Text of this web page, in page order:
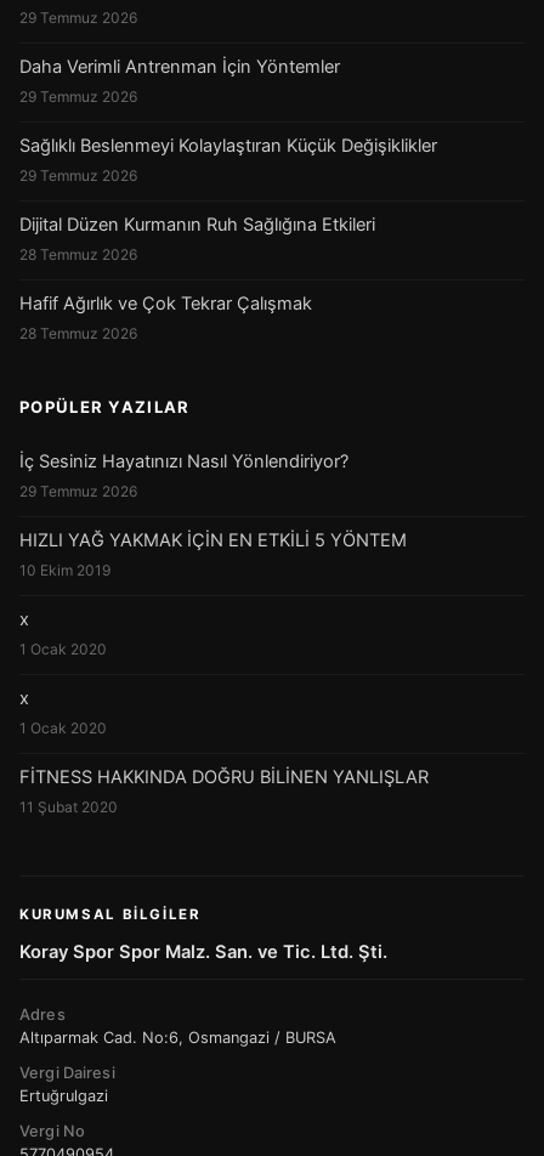
29 Temmuz 2026
Daha Verimli Antrenman İçin Yöntemler
29 Temmuz 2026
Sağlıklı Beslenmeyi Kolaylaştıran Küçük Değişiklikler
29 Temmuz 2026
Dijital Düzen Kurmanın Ruh Sağlığına Etkileri
28 Temmuz 2026
Hafif Ağırlık ve Çok Tekrar Çalışmak
28 Temmuz 2026
POPÜLER YAZILAR
İç Sesiniz Hayatınızı Nasıl Yönlendiriyor?
29 Temmuz 2026
HIZLI YAĞ YAKMAK İÇİN EN ETKİLİ 5 YÖNTEM
10 Ekim 2019
x
1 Ocak 2020
x
1 Ocak 2020
FİTNESS HAKKINDA DOĞRU BİLİNEN YANLIŞLAR
11 Şubat 2020
KURUMSAL BILGILER
Koray Spor Spor Malz. San. ve Tic. Ltd. Şti.
Adres
Altıparmak Cad. No:6, Osmangazi / BURSA
Vergi Dairesi
Ertuğrulgazi
Vergi No